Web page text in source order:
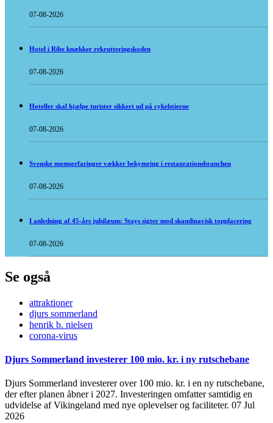
07-08-2026
Hotel i Ribe knækker rekrutteringskoden
07-08-2026
Hoteller skal hjælpe turister sikkert ud på cykelstierne
07-08-2026
Svenske momserfaringer vækker bekymring i restaurationsbranchen
07-08-2026
I anledning af 45-års jubilæum: Stays sigter mod skandinavisk topplacering
07-08-2026
Se også
attraktioner
djurs sommerland
henrik b. nielsen
corona-virus
Djurs Sommerland investerer 100 mio. kr. i ny rutschebane
Djurs Sommerland investerer over 100 mio. kr. i en ny rutschebane,
der efter planen åbner i 2027. Investeringen omfatter samtidig en
udvidelse af Vikingeland med nye oplevelser og faciliteter. 07 Jul
2026